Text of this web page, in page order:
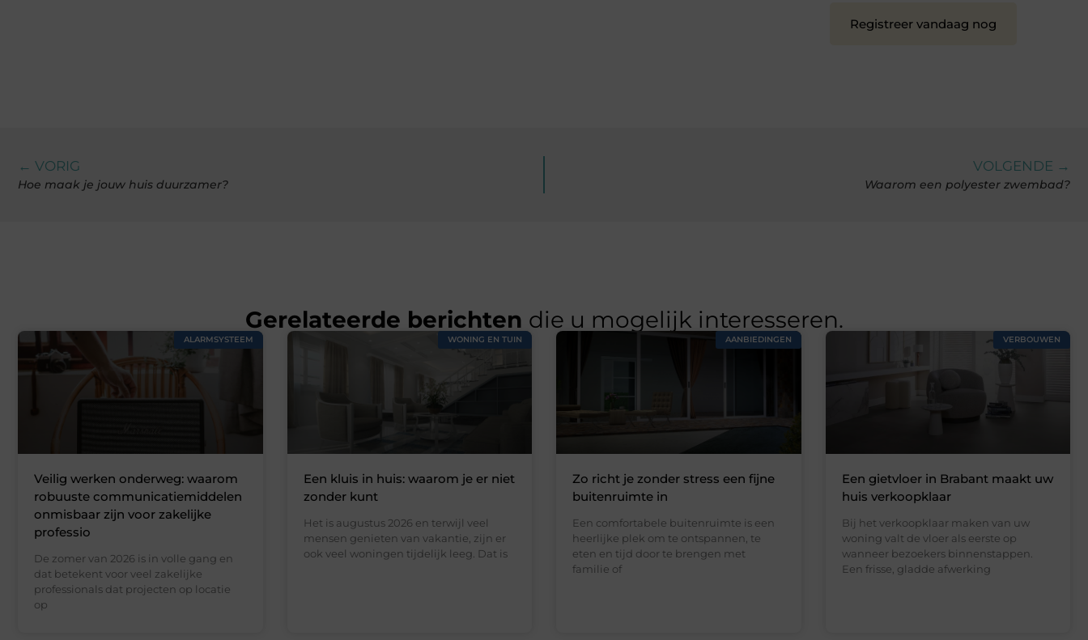
Registreer vandaag nog
← VORIG
Hoe maak je jouw huis duurzamer?
VOLGENDE →
Waarom een polyester zwembad?
Gerelateerde berichten die u mogelijk interesseren.
ALARMSYSTEEM
Veilig werken onderweg: waarom
robuuste communicatiemiddelen
onmisbaar zijn voor zakelijke
professio
De zomer van 2026 is in volle gang en
dat betekent voor veel zakelijke
professionals dat projecten op locatie
op
WONING EN TUIN
Een kluis in huis: waarom je er niet
zonder kunt
Het is augustus 2026 en terwijl veel
mensen genieten van vakantie, zijn er
ook veel woningen tijdelijk leeg. Dat is
AANBIEDINGEN
Zo richt je zonder stress een fijne
buitenruimte in
Een comfortabele buitenruimte is een
heerlijke plek om te ontspannen, te
eten en tijd door te brengen met
familie of
VERBOUWEN
Een gietvloer in Brabant maakt uw
huis verkoopklaar
Bij het verkoopklaar maken van uw
woning valt de vloer als eerste op
wanneer bezoekers binnenstappen.
Een frisse, gladde afwerking